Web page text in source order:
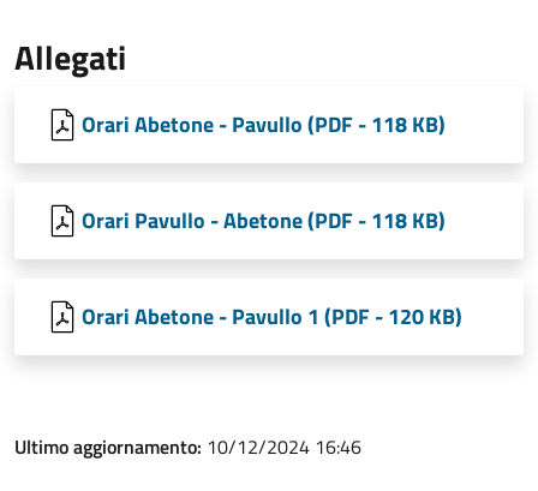
Allegati
Orari Abetone - Pavullo (PDF - 118 KB)
Orari Pavullo - Abetone (PDF - 118 KB)
Orari Abetone - Pavullo 1 (PDF - 120 KB)
Ultimo aggiornamento: 10/12/2024 16:46